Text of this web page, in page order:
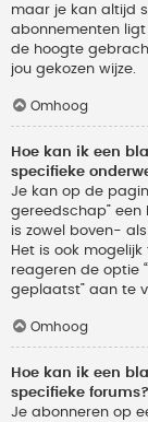
maar je kan altijd
abonnementen
de hoogte
jou gekozen wijze.
Omhoog
Hoe kan ik een
specifieke
Je kan op de
gereedschap” een
is zowel boven-
Het is ook
reageren de optie
geplaatst” aan te
Omhoog
Hoe kan ik een
specifieke forums?
Je abonneren op